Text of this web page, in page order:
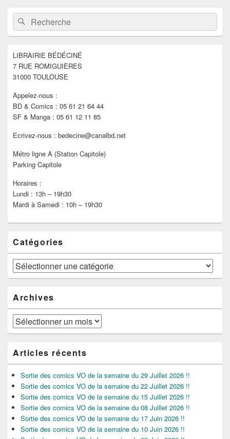
Zone
principale
de
widget
barre
latérale
Recherche :Rechercher
LIBRAIRIE BÉDÉCINÉ
7 RUE ROMIGUIÈRES
31000 TOULOUSE
Appelez-nous :
BD & Comics : 05 61 21 64 44
SF & Manga : 05 61 12 11 85
Ecrivez-nous : bedecine@canalbd.net
Métro ligne A (Station Capitole)
Parking Capitole
Horaires :
Lundi : 13h – 19h30
Mardi à Samedi : 10h – 19h30
Catégories
Catégories
Archives
Archives
Articles récents
Sortie des comics VO de la semaine du 29 Juillet 2026 !!
Sortie des comics VO de la semaine du 22 Juillet 2026 !!
Sortie des comics VO de la semaine du 15 Juillet 2026 !!
Sortie des comics VO de la semaine du 08 Juillet 2026 !!
Sortie des comics VO de la semaine du 17 Juin 2026 !!
Sortie des comics VO de la semaine du 10 Juin 2026 !!